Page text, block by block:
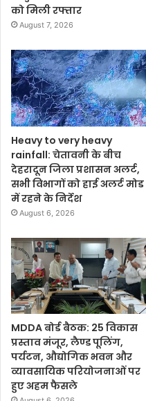
को मिली रफ्तार
August 7, 2026
Heavy to very heavy
rainfall: चेतावनी के बीच
देहरादून जिला प्रशासन अलर्ट,
सभी विभागों को हाई अलर्ट मोड
में रहने के निर्देश
August 6, 2026
MDDA बोर्ड बैठक: 25 विकास
प्रस्ताव मंजूर, लैण्ड पूलिंग,
पर्यटन, औद्योगिक भवन और
व्यावसायिक परियोजनाओं पर
हुए अहम फैसले